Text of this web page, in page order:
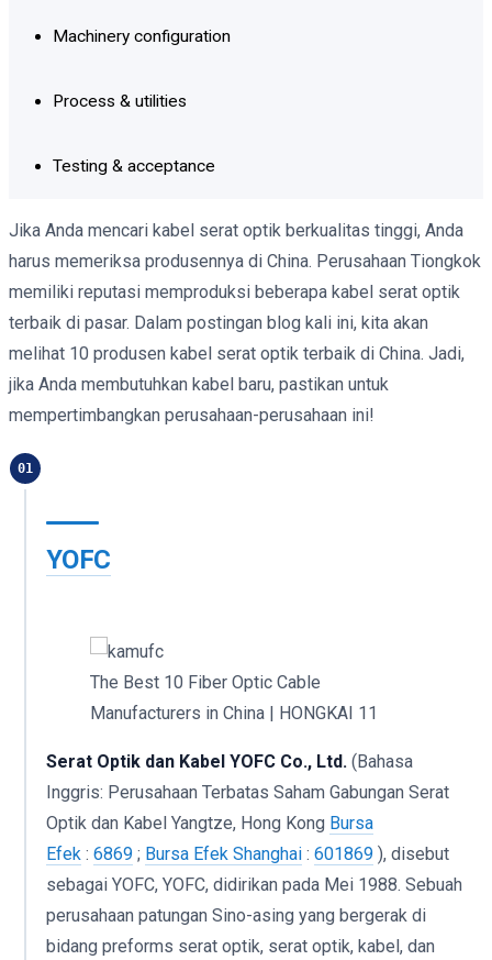
Machinery configuration
Process & utilities
Testing & acceptance
Jika Anda mencari kabel serat optik berkualitas tinggi, Anda
harus memeriksa produsennya di China. Perusahaan Tiongkok
memiliki reputasi memproduksi beberapa kabel serat optik
terbaik di pasar. Dalam postingan blog kali ini, kita akan
melihat 10 produsen kabel serat optik terbaik di China. Jadi,
jika Anda membutuhkan kabel baru, pastikan untuk
mempertimbangkan perusahaan-perusahaan ini!
01
YOFC
The Best 10 Fiber Optic Cable
Manufacturers in China | HONGKAI 11
Serat Optik dan Kabel YOFC Co., Ltd. (Bahasa
Inggris: Perusahaan Terbatas Saham Gabungan Serat
Optik dan Kabel Yangtze, Hong Kong Bursa
Efek : 6869 ; Bursa Efek Shanghai : 601869 ), disebut
sebagai YOFC, YOFC, didirikan pada Mei 1988. Sebuah
perusahaan patungan Sino-asing yang bergerak di
bidang preforms serat optik, serat optik, kabel, dan